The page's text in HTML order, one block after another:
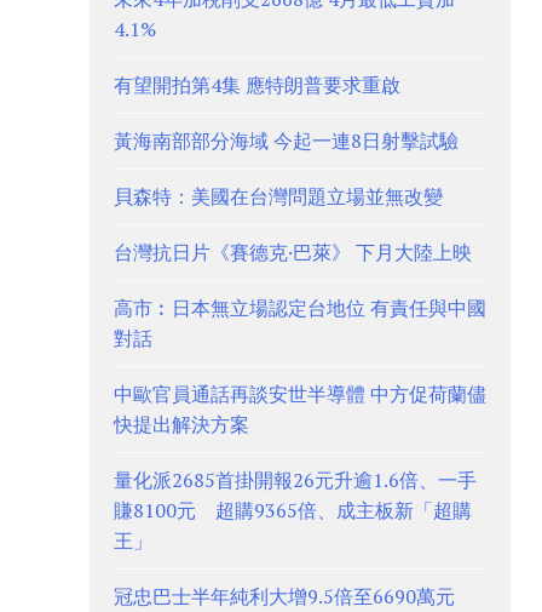
4.1%
有望開拍第4集 應特朗普要求重啟
黃海南部部分海域 今起一連8日射擊試驗
貝森特：美國在台灣問題立場並無改變
台灣抗日片《賽德克·巴萊》 下月大陸上映
高市︰日本無立場認定台地位 有責任與中國
對話
中歐官員通話再談安世半導體 中方促荷蘭儘
快提出解決方案
量化派2685首掛開報26元升逾1.6倍、一手
賺8100元 超購9365倍、成主板新「超購
王」
冠忠巴士半年純利大增9.5倍至6690萬元